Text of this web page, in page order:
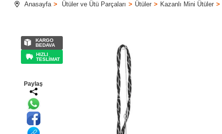
Anasayfa Ütüler ve Ütü Parçaları Ütüler Kazanlı Mini Ütüler
KARGO
BEDAVA
HIZLI
TESLİMAT
Paylaş